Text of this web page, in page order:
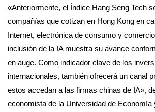
«Anteriormente, el Índice Hang Seng Tech
compañías que cotizan en Hong Kong en
Internet, electrónica de consumo y
inclusión de la IA muestra su avance
en auge. Como indicador clave de los
internacionales, también ofrecerá un canal
estos accedan a las firmas chinas de IA»,
economista de la Universidad de Economía